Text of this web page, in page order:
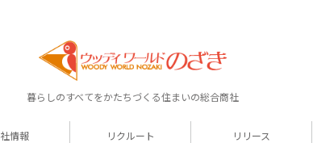
暮らしのすべてをかたちづくる住まいの総合商社
情報 リクルート リリース